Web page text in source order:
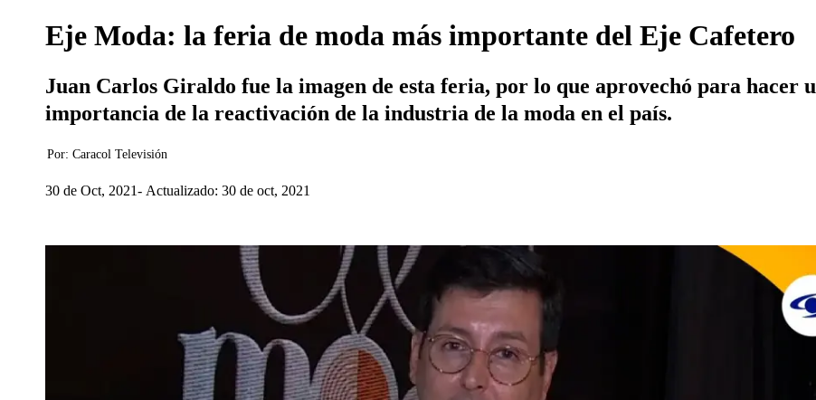
Eje Moda: la feria de moda más importante del Eje Cafetero
Juan Carlos Giraldo fue la imagen de esta feria, por lo que aprovechó para hacer
importancia de la reactivación de la industria de la moda en el país.
Por: Caracol Televisión
30 de Oct, 2021 Actualizado: 30 de oct, 2021